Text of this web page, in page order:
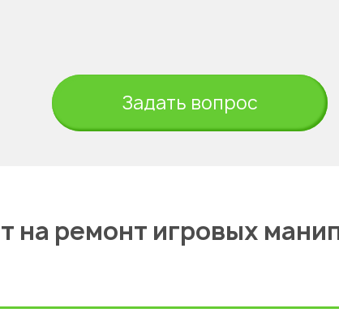
Задать вопрос
на ремонт игровых